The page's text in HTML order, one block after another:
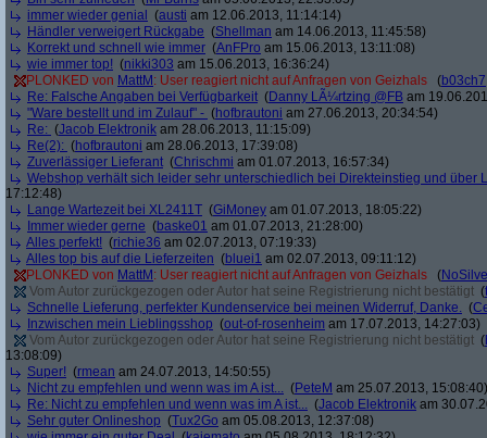
immer wieder genial
(austi am 12.06.2013, 11:14:14)
Händler verweigert Rückgabe (Shellman am 14.06.2013, 11:45:58)
Korrekt und schnell wie immer (AnFPro am 15.06.2013, 13:11:08)
wie immer top! (nikki303 am 15.06.2013, 16:36:24)
PLONKED von MattM : User reagiert nicht auf Anfragen von Geizhals (b03ch7
Re: Falsche Angaben bei Verfügbarkeit (Danny LÃ¼rtzing @FB am
"Ware bestellt und im Zulauf" - (hofbrautoni am 27.06.2013, 20:34:54)
Re: (Jacob Elektronik am 28.06.2013, 11:15:09)
Re(2): (hofbrautoni am 28.06.2013, 17:39:08)
Zuverlässiger Lieferant (Chrischmi am 01.07.2013, 16:57:34)
Webshop verhält sich leider sehr unterschiedlich bei Direkteinstieg und über
17:12:48)
Lange Wartezeit bei XL2411T (GiMoney am 01.07.2013, 18:05:22)
Immer wieder gerne (baske01 am 01.07.2013, 21:28:00)
Alles perfekt! (richie36 am 02.07.2013, 07:19:33)
Alles top bis auf die Lieferzeiten (bluei1 am 02.07.2013, 09:11:12)
PLONKED von MattM : User reagiert nicht auf Anfragen von Geizhals (
Vom Autor zurückgezogen oder Autor hat seine Registrierung nicht bestätigt (
Schnelle Lieferung, perfekter Kundenservice bei meinen Widerruf, Danke. (
Inzwischen mein Lieblingsshop (out-of-rosenheim am 17.07.2013, 14:27:03)
Vom Autor zurückgezogen oder Autor hat seine Registrierung nicht bestätigt (
13:08:09)
Super! (rmean am 24.07.2013, 14:50:55)
Nicht zu empfehlen und wenn was im A ist... (PeteM am 25.07.2013, 15:08:40)
Re: Nicht zu empfehlen und wenn was im A ist... (Jacob Elektronik am
Sehr guter Onlineshop (Tux2Go am 05.08.2013, 12:37:08)